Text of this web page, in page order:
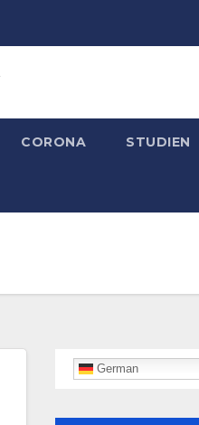
CORONA STUDIEN
German